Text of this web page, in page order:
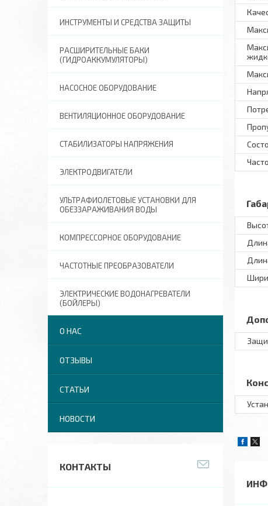
ИНСТРУМЕНТЫ И СРЕДСТВА ЗАЩИТЫ
РАСШИРИТЕЛЬНЫЕ БАКИ
(ГИДРОАККУМУЛЯТОРЫ)
НАСОСНОЕ ОБОРУДОВАНИЕ
ВЕНТИЛЯЦИОННОЕ ОБОРУДОВАНИЕ
СТАБИЛИЗАТОРЫ НАПРЯЖЕНИЯ
ЭЛЕКТРОДВИГАТЕЛИ
УЛЬТРАФИОЛЕТОВЫЕ УСТАНОВКИ ДЛЯ
ОБЕЗЗАРАЖИВАНИЯ ВОДЫ
КОМПРЕССОРНОЕ ОБОРУДОВАНИЕ
ЧАСТОТНЫЕ ПРЕОБРАЗОВАТЕЛИ
ЭЛЕКТРИЧЕСКИЕ ВОДОНАГРЕВАТЕЛИ
(БОЙЛЕРЫ)
О НАС
ОТЗЫВЫ
СТАТЬИ
НОВОСТИ
КОНТАКТЫ